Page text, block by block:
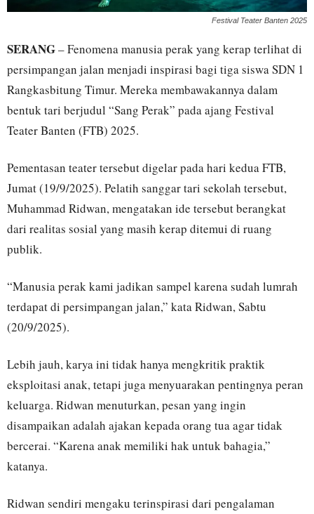
Festival Teater Banten 2025
SERANG– Fenomena manusia perak yang kerap terlihat di
persimpangan jalan menjadi inspirasi bagi tiga siswa SDN 1
Rangkasbitung Timur. Mereka membawakannya dalam
bentuk tari berjudul “Sang Perak” pada ajang Festival
Teater Banten (FTB) 2025.
Pementasan teater tersebut digelar pada hari kedua FTB,
Jumat (19/9/2025). Pelatih sanggar tari sekolah tersebut,
Muhammad Ridwan, mengatakan ide tersebut berangkat
dari realitas sosial yang masih kerap ditemui di ruang
publik.
“Manusia perak kami jadikan sampel karena sudah lumrah
terdapat di persimpangan jalan,” kata Ridwan, Sabtu
(20/9/2025).
Lebih jauh, karya ini tidak hanya mengkritik praktik
eksploitasi anak, tetapi juga menyuarakan pentingnya peran
keluarga. Ridwan menuturkan, pesan yang ingin
disampaikan adalah ajakan kepada orang tua agar tidak
bercerai. “Karena anak memiliki hak untuk bahagia,”
katanya.
Ridwan sendiri mengaku terinspirasi dari pengalaman